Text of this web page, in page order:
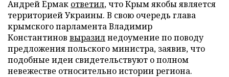
Андрей Ермак ответил, что Крым якобы является
территорией Украины. В свою очередь глава
крымского парламента Владимир
Константинов выразилнедоумение по поводу
предложения польского министра, заявив, что
подобные идеи свидетельствуют о полном
невежестве относительно истории региона.